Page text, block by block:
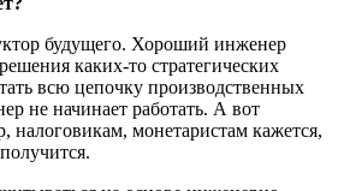
будущего. Хороший инженер
каких-то стратегических
всю цепочку производственных
не начинает работать. А вот
налоговикам, монетаристам кажется,